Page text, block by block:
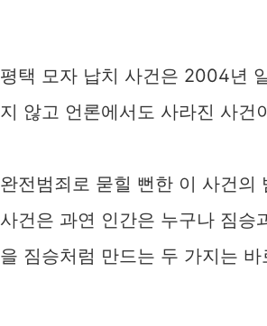
평택 모자 납치 사건은 2004년
지 않고 언론에서도 사라진 사건
완전범죄로 묻힐 뻔한 이 사건
사건은 과연 인간은 누구나 짐승
을 짐승처럼 만드는 두 가지는